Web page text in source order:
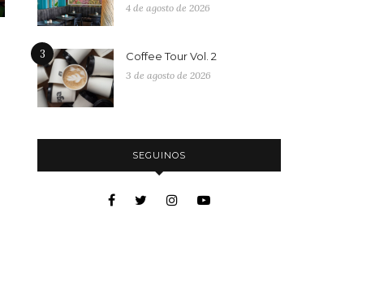
4 de agosto de 2026
3 Coffee Tour Vol. 2
3 de agosto de 2026
SEGUINOS